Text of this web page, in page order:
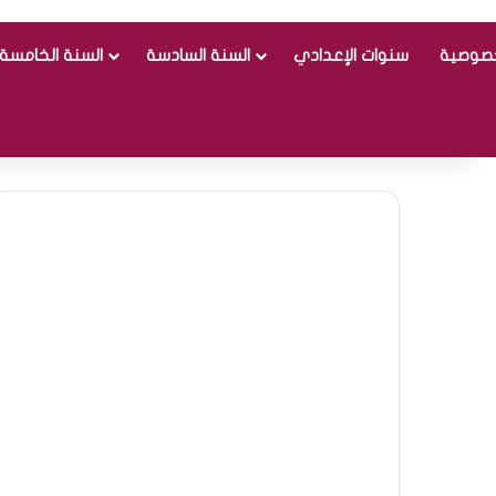
السنة الخامسة السنة السادسة سنوات الإعدادي